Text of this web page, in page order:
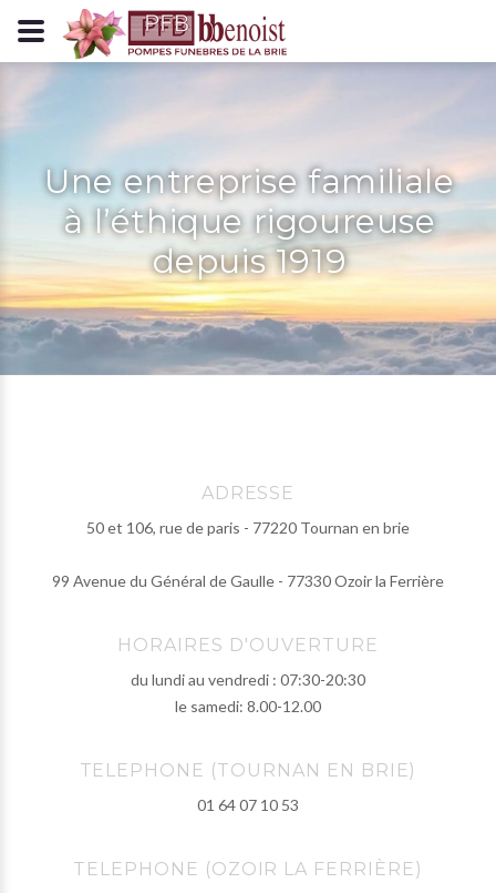
Panneau de gestion des cookies
Une entreprise familiale
à l’éthique rigoureuse
depuis 1919
ADRESSE
50 et 106, rue de paris - 77220 Tournan en brie
99 Avenue du Général de Gaulle - 77330 Ozoir la Ferrière
HORAIRES D'OUVERTURE
du lundi au vendredi : 07:30-20:30
le samedi: 8.00-12.00
TELEPHONE (TOURNAN EN BRIE)
01 64 07 10 53
TELEPHONE (OZOIR LA FERRIÈRE)